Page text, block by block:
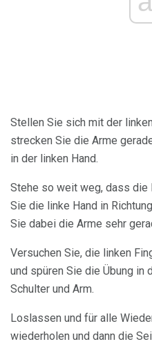
Stellen Sie sich mit der
strecken Sie die Arme
in der linken Hand.
Stehe so weit weg, dass die
Sie die linke Hand in
Sie dabei die Arme sehr
Versuchen Sie, die linken
und spüren Sie die Übung in
Schulter und Arm.
Loslassen und für alle
wiederholen und dann die